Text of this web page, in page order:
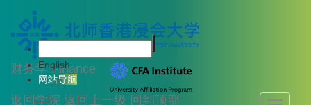
财务学 Finance
返回学院 返回上一级 回到顶部
English
网站导航